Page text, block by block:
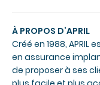
À PROPOS D’APRIL
Créé en 1988,
en assurance
de proposer à ses